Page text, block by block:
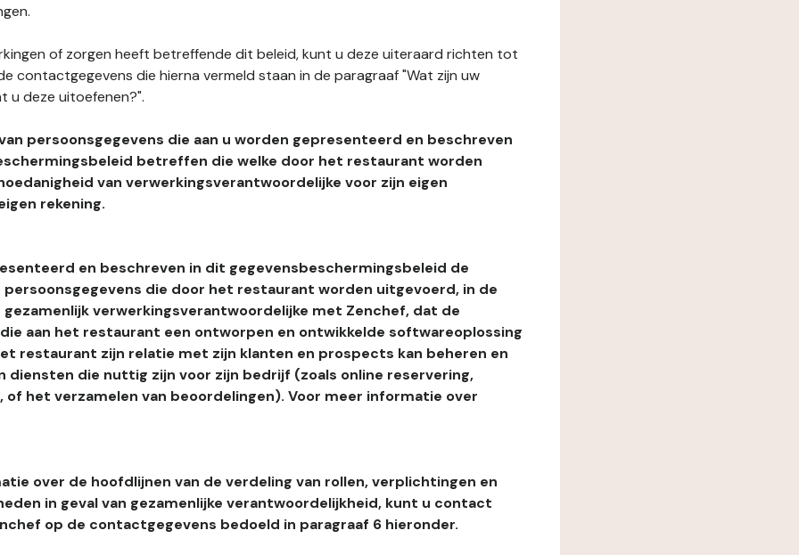
of zorgen heeft betreffende dit beleid, kunt u deze uiteraard richten tot
contactgegevens die hierna vermeld staan in de paragraaf "Wat zijn uw
u deze uitoefenen?".
persoonsgegevens die aan u worden gepresenteerd en beschreven
betreffen die welke door het restaurant worden
van verwerkingsverantwoordelijke voor zijn eigen
rekening.
en beschreven in dit gegevensbeschermingsbeleid de
persoonsgegevens die door het restaurant worden uitgevoerd, in de
gezamenlijk verwerkingsverantwoordelijke met Zenchef, dat de
aan het restaurant een ontworpen en ontwikkelde softwareoplossing
restaurant zijn relatie met zijn klanten en prospects kan beheren en
diensten die nuttig zijn voor zijn bedrijf (zoals online reservering,
of het verzamelen van beoordelingen). Voor meer informatie over
over de hoofdlijnen van de verdeling van rollen, verplichtingen en
in geval van gezamenlijke verantwoordelijkheid, kunt u contact
op de contactgegevens bedoeld in paragraaf 6 hieronder.